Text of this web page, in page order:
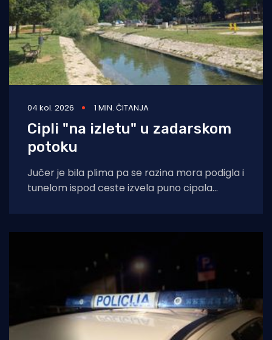
04 kol. 2026 1 MIN. ČITANJA
Cipli "na izletu" u zadarskom
potoku
Jučer je bila plima pa se razina mora podigla i
tunelom ispod ceste izvela puno cipala